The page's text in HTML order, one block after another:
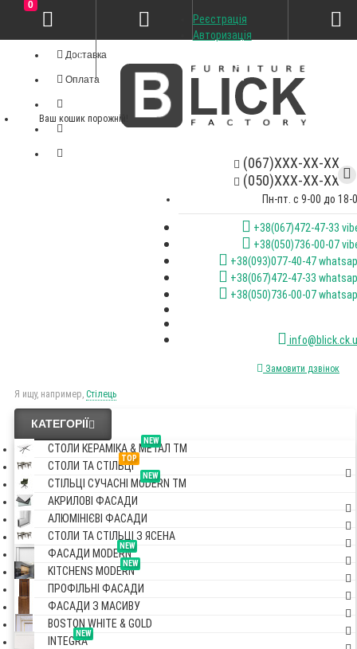
Доставка
Оплата
(067)XXX-XX-XX
(050)XXX-XX-XX
Пн-пт. с 9-00 до 18-
+38(067)472-47-33
+38(050)736-00-07
+38(093)077-40-47
+38(067)472-47-33
+38(050)736-00-07
Замовити дзвінок
Я ищу, например, Стілець
Реєстрація
Авторизація
0
Ваш кошик порожній!
КАТЕГОРІЇ
NEW
СТОЛИ КЕРАМІКА & МЕТАЛ TM
TOP
СТОЛИ ТА СТІЛЬЦІ
NEW
СТІЛЬЦІ СУЧАСНІ MODERN TM
АКРИЛОВІ ФАСАДИ
АЛЮМІНІЄВІ ФАСАДИ
СТОЛИ ТА СТІЛЬЦІ З ЯСЕНА
NEW
ФАСАДИ MODERN
NEW
KITCHENS MODERN
ПРОФІЛЬНІ ФАСАДИ
ФАСАДИ З МАСИВУ
BOSTON WHITE & GOLD
NEW
INTEGRA